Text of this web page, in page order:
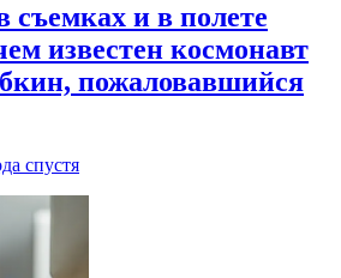
съемках и в полете
известен космонавт
пожаловавшийся
спустя